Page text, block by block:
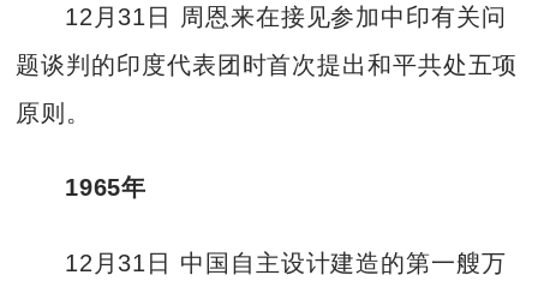
12月31日 周恩来在接见参加中印有关问
题谈判的印度代表团时首次提出和平共处五项
原则。
1965年
12月31日 中国自主设计建造的第一艘万